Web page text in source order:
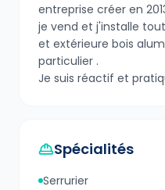
entreprise créer en
je vend et j'installe
et extérieure bois
particulier .
Je suis réactif et
Spécialités
Serrurier